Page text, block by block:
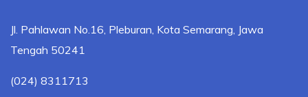
Jl. Pahlawan No.16, Pleburan, Kota Semarang, Jawa
Tengah 50241
(024) 8311713